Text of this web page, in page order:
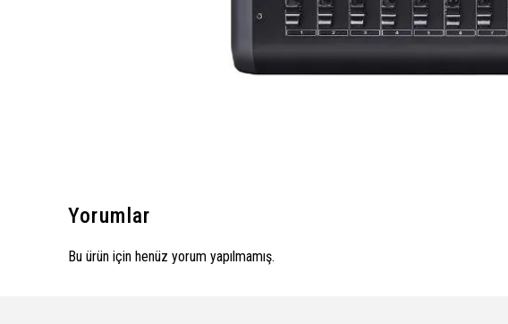
Yorumlar
Bu ürün için henüz yorum yapılmamış.